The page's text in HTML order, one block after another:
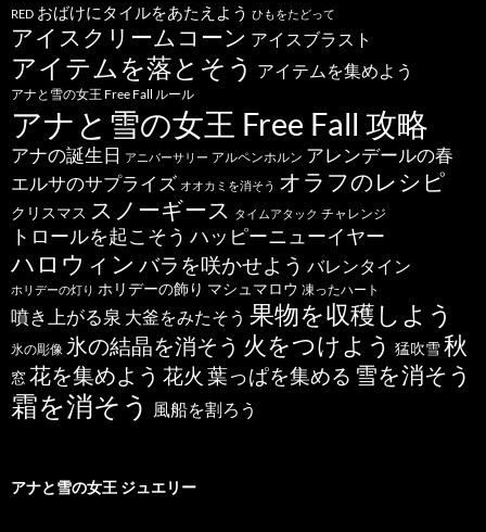
RED おばけにタイルをあたえよう ひもをたどって
アイスクリームコーン アイスブラスト
アイテムを落とそう アイテムを集めよう
アナと雪の女王 Free Fall ルール
アナと雪の女王 Free Fall 攻略
アナの誕生日 アニバーサリー アルペンホルン アレンデールの春
エルサのサプライズ オオカミを消そう オラフのレシピ
クリスマス スノーギース タイムアタック チャレンジ
トロールを起こそう ハッピーニューイヤー
ハロウィン バラを咲かせよう バレンタイン
ホリデーの灯り ホリデーの飾り マシュマロウ 凍ったハート
噴き上がる泉 大釜をみたそう 果物を収穫しよう
氷の彫像 氷の結晶を消そう 火をつけよう 猛吹雪秋
窓花を集めよう 花火 葉っぱを集める 雪を消そう
霜を消そう 風船を割ろう
アナと雪の女王 ジュエリー